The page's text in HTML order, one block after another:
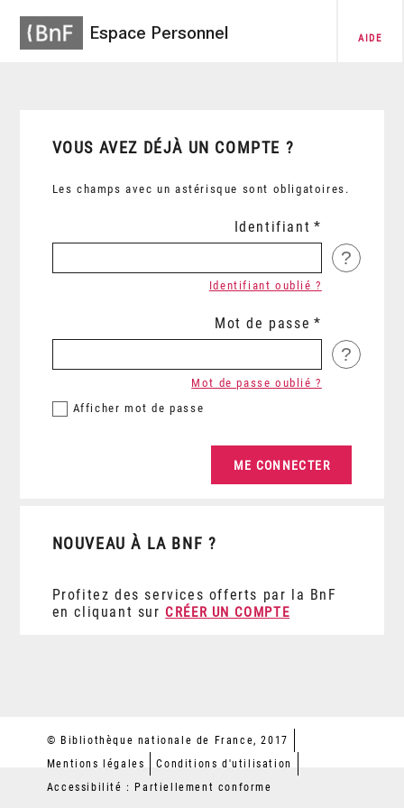
Espace Personnel AIDE
VOUS AVEZ DÉJÀ UN COMPTE ?
Les champs avec un astérisque sont obligatoires.
Identifiant
?
Identifiant oublié ?
Mot de passe
?
Afficher mot de passe
Mot de passe oublié ?
NOUVEAU À LA BNF ?
Profitez des services offerts par la BnF
en cliquant sur CRÉER UN COMPTE
© Bibliothèque nationale de France, 2017
Mentions légales
Conditions d'utilisation
Accessibilité : Partiellement conforme